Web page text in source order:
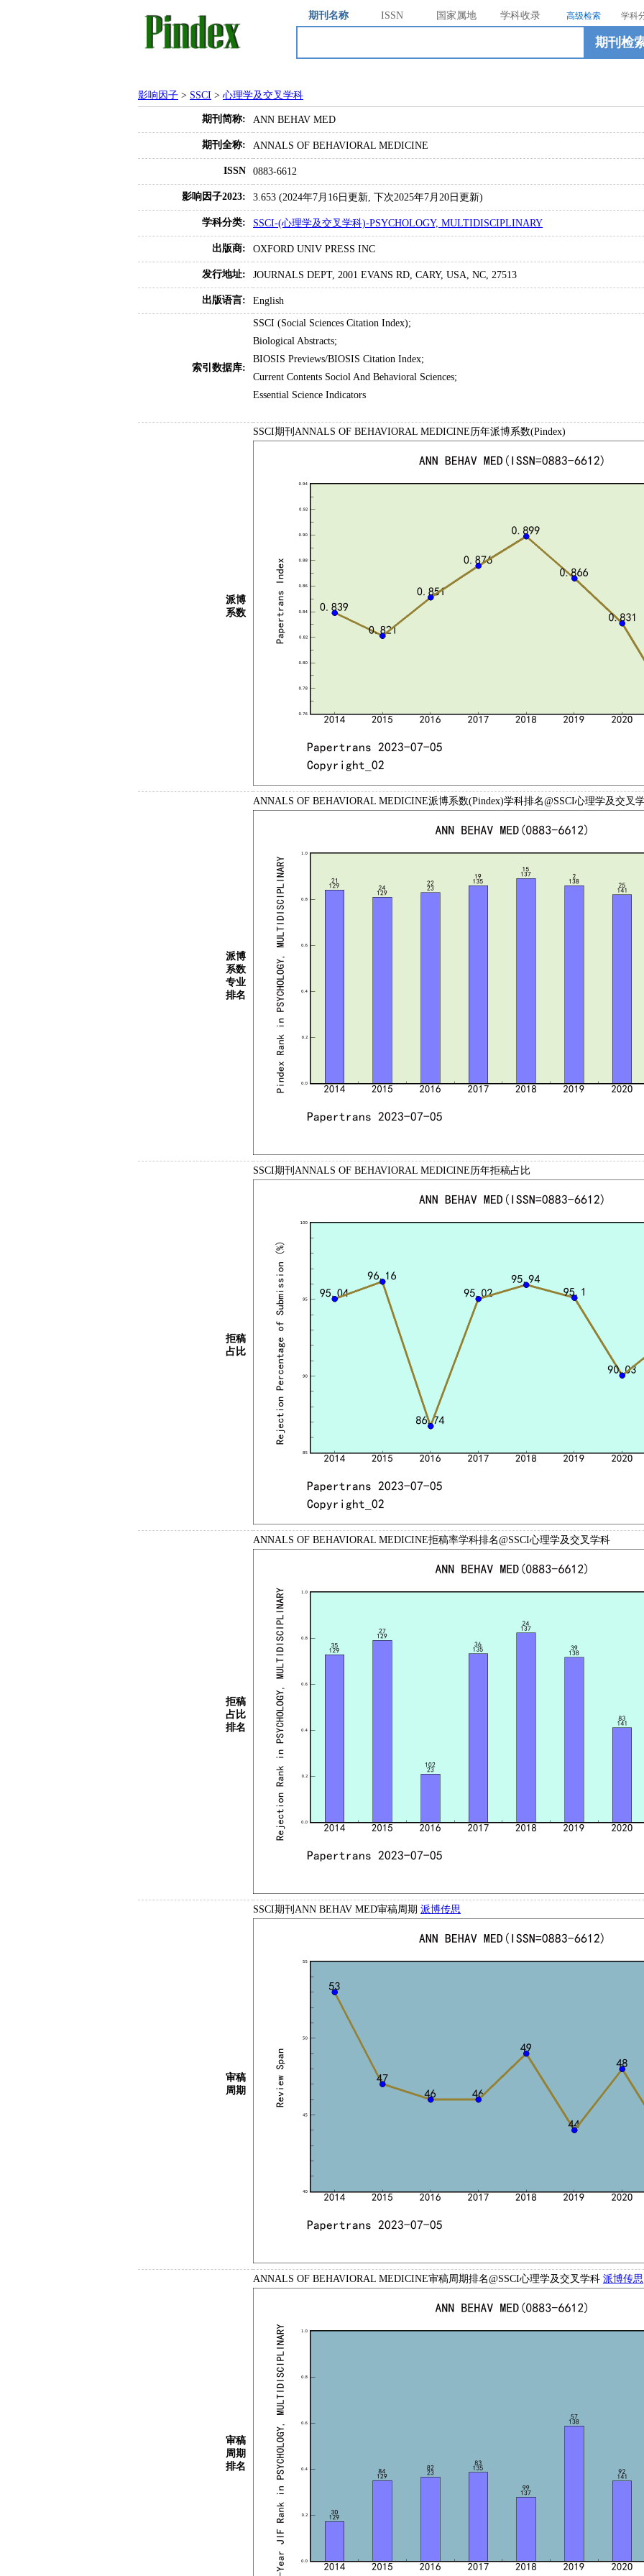
期刊名称 ISSN 国家属地 学科收录 高级检索 学科
期刊检
影响因子 > SSCI > 心理学及交叉学科
期刊简称: ANN BEHAV MED
期刊全称: ANNALS OF BEHAVIORAL MEDICINE
ISSN 0883-6612
影响因子2023: 3.653 (2024年7月16日更新, 下次2025年7月20日更新)
学科分类: SSCI-(心理学及交叉学科)-PSYCHOLOGY, MULTIDISCIPLINARY
出版商: OXFORD UNIV PRESS INC
发行地址: JOURNALS DEPT, 2001 EVANS RD, CARY, USA, NC, 27513
出版语言: English
索引数据库:
SSCI (Social Sciences Citation Index);
Biological Abstracts;
BIOSIS Previews/BIOSIS Citation Index;
Current Contents Sociol And Behavioral Sciences;
Essential Science Indicators
派博
系数
SSCI期刊ANNALS OF BEHAVIORAL MEDICINE历年派博系数(Pindex)
派博
系数
专业
排名
ANNALS OF BEHAVIORAL MEDICINE派博系数(Pindex)学科排名@SSCI心理学及交叉
拒稿
占比
SSCI期刊ANNALS OF BEHAVIORAL MEDICINE历年拒稿占比
拒稿
占比
排名
ANNALS OF BEHAVIORAL MEDICINE拒稿率学科排名@SSCI心理学及交叉学科
审稿
周期
SSCI期刊ANN BEHAV MED审稿周期 派博传思
审稿
周期
排名
ANNALS OF BEHAVIORAL MEDICINE审稿周期排名@SSCI心理学及交叉学科 派博传思